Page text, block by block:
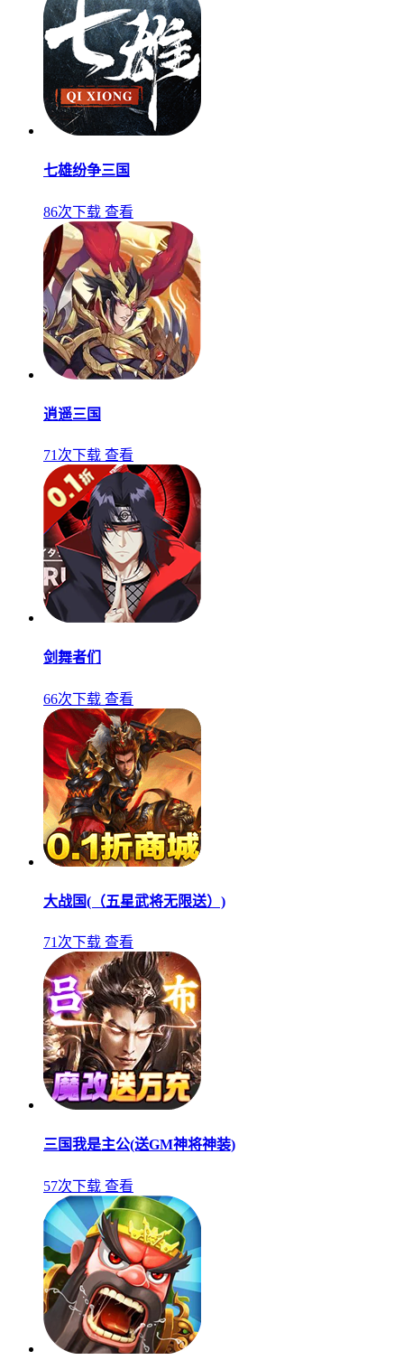
七雄纷争三国
86次下载 查看
逍遥三国
71次下载 查看
剑舞者们
66次下载 查看
大战国(（五星武将无限送）)
71次下载 查看
三国我是主公(送GM神将神装)
57次下载 查看